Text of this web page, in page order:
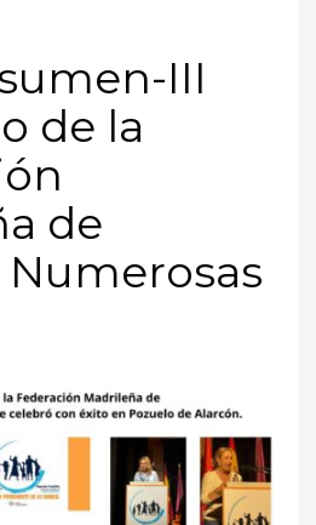
III
de la
de